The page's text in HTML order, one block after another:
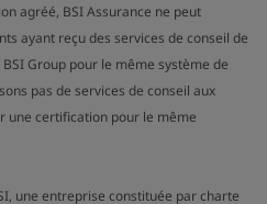
agréé, BSI Assurance ne peut
ayant reçu des services de conseil de
Group pour le même système de
pas de services de conseil aux
une certification pour le même
une entreprise constituée par charte